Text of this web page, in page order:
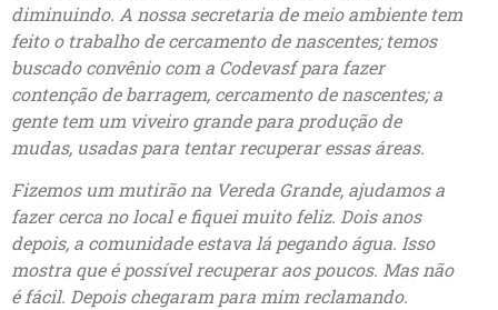
diminuindo. A nossa secretaria de meio ambiente tem
feito o trabalho de cercamento de nascentes; temos
buscado convênio com a Codevasf para fazer
contenção de barragem, cercamento de nascentes; a
gente tem um viveiro grande para produção de
mudas, usadas para tentar recuperar essas áreas.
Fizemos um mutirão na Vereda Grande, ajudamos a
fazer cerca no local e fiquei muito feliz. Dois anos
depois, a comunidade estava lá pegando água. Isso
mostra que é possível recuperar aos poucos. Mas não
é fácil. Depois chegaram para mim reclamando.